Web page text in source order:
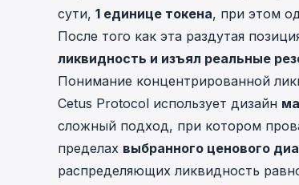
сути, 1 единице токена, при этом
После того как эта раздутая
ликвидность и изъял реальные
Понимание концентрированной
Cetus Protocol использует дизайн
сложный подход, при котором
пределах выбранного ценового
распределяющих ликвидность